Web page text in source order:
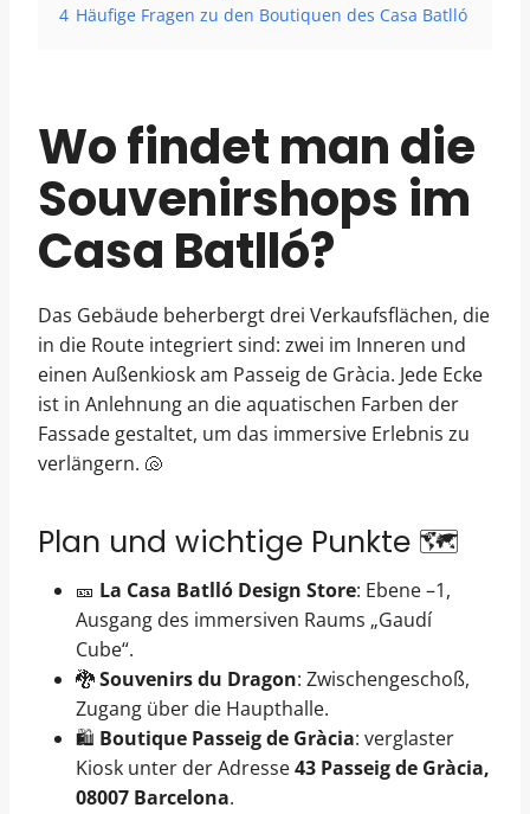
4 Häufige Fragen zu den Boutiquen des Casa Batlló
Wo findet man die
Souvenirshops im
Casa Batlló?
Das Gebäude beherbergt drei Verkaufsflächen, die
in die Route integriert sind: zwei im Inneren und
einen Außenkiosk am Passeig de Gràcia. Jede Ecke
ist in Anlehnung an die aquatischen Farben der
Fassade gestaltet, um das immersive Erlebnis zu
verlängern. 🐚
Plan und wichtige Punkte 🗺️
🎫 La Casa Batlló Design Store: Ebene –1,
Ausgang des immersiven Raums „Gaudí
Cube“.
🐉Souvenirs du Dragon: Zwischengeschoß,
Zugang über die Haupthalle.
🛍️ Boutique Passeig de Gràcia: verglaster
Kiosk unter der Adresse43 Passeig de Gràcia,
08007 Barcelona.